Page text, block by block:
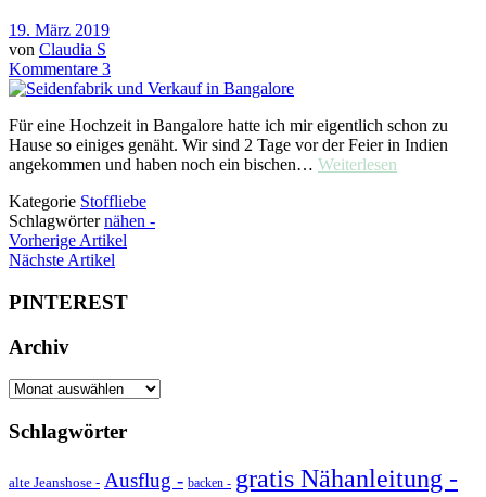
19. März 2019
von Claudia S
Kommentare 3
Für eine Hochzeit in Bangalore hatte ich mir eigentlich schon zu
Hause so einiges genäht. Wir sind 2 Tage vor der Feier in Indien
angekommen und haben noch ein bischen… Weiterlesen
Kategorie Stoffliebe
Schlagwörternähen -
Vorherige Artikel
Nächste Artikel
PINTEREST
Archiv
Archiv
Schlagwörter
alte Jeanshose - Ausflug - backen - gratis Nähanleitung -